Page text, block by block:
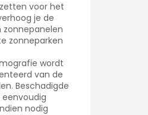
voor het
je de
zonneparken
wordt
van de
Beschadigde
nodig